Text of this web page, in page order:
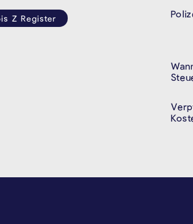
Z Register